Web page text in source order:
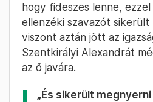
hogy fideszes lenne,
ellenzéki szavazót
viszont aztán jött az
Szentkirályi Alexandrát
az ő javára.
„És sikerült